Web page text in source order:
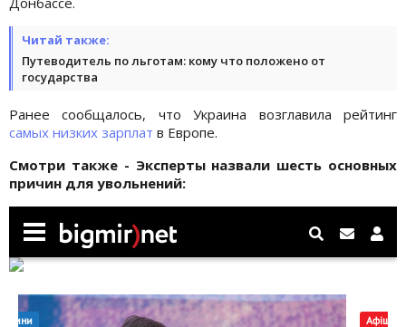
Читай также:
Путеводитель по льготам: кому что положено от
государства
Ранее сообщалось, что Украина возглавила рейтинг
самых низких зарплат в Европе.
Смотри также - Эксперты назвали шесть основных
причин для увольнений: